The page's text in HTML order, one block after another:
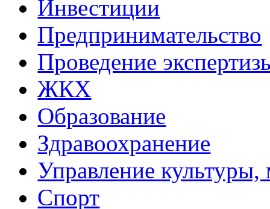
Инвестиции
Предпринимательство
Проведение
ЖКХ
Образование
Здравоохранение
Управление
Спорт